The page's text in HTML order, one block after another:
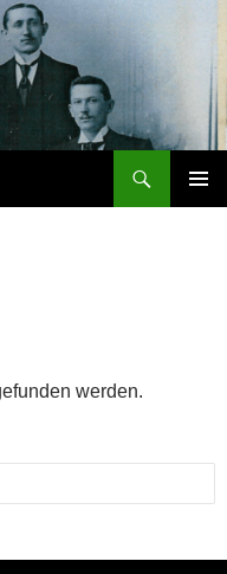
werden.